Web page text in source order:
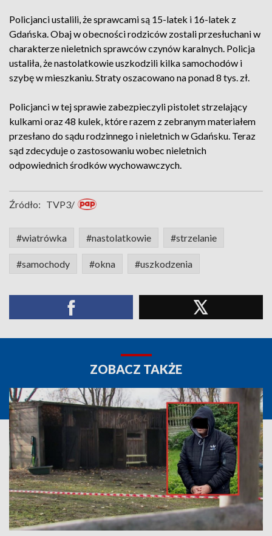
Policjanci ustalili, że sprawcami są 15-latek i 16-latek z
Gdańska. Obaj w obecności rodziców zostali przesłuchani w
charakterze nieletnich sprawców czynów karalnych. Policja
ustaliła, że nastolatkowie uszkodzili kilka samochodów i
szybę w mieszkaniu. Straty oszacowano na ponad 8 tys. zł.
Policjanci w tej sprawie zabezpieczyli pistolet strzelający
kulkami oraz 48 kulek, które razem z zebranym materiałem
przesłano do sądu rodzinnego i nieletnich w Gdańsku. Teraz
sąd zdecyduje o zastosowaniu wobec nieletnich
odpowiednich środków wychowawczych.
Źródło: TVP3/
#wiatrówka #nastolatkowie #strzelanie
#samochody #okna #uszkodzenia
ZOBACZ TAKŻE